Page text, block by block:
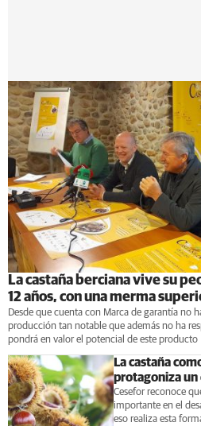
La castaña berciana vive su
12 años, con una merma
Desde que cuenta con Marca de garantía no
producción tan notable que además no ha
pondrá en valor el potencial de este producto
La castaña
protagoniza un
Cesefor reconoce
importante en el
eso realiza esta